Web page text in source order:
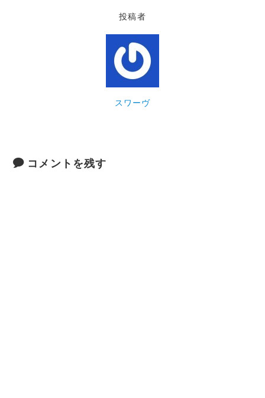
投稿者
スワーヴ
コメントを残す